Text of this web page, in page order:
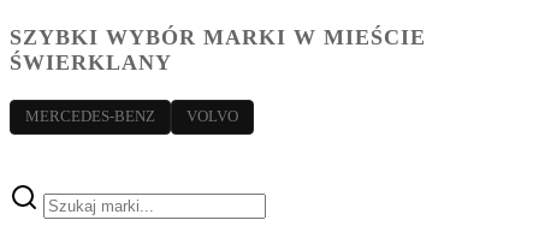
SZYBKI WYBÓR MARKI W MIEŚCIE
ŚWIERKLANY
MERCEDES-BENZ VOLVO